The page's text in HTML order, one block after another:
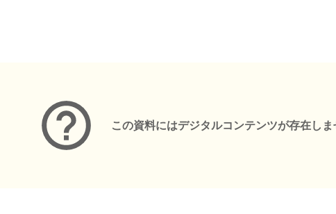
この資料にはデジタルコンテンツが存在しま